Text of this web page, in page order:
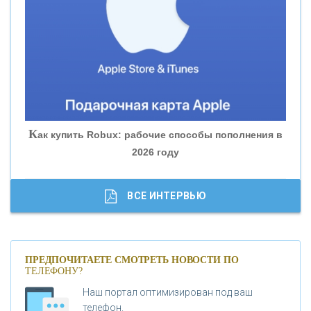
«БАНК ГЛОБЭКС»
«СОВКОМБАНК»
«ГАЗПРОМБАНК»
«МОСКОВСКИЙ КРЕДИТНЫЙ БАНК»
Как купить Robux: рабочие способы пополнения в
2026 году
ВСЕ ИНТЕРВЬЮ
ПРЕДПОЧИТАЕТЕ СМОТРЕТЬ НОВОСТИ ПО
ТЕЛЕФОНУ?
Наш портал оптимизирован под ваш
телефон.